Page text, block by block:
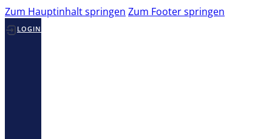
Zum Hauptinhalt springen Zum Footer springen
LOGIN